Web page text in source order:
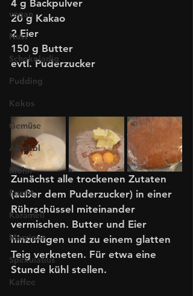
vegan
Nuss
Schokoladig
Pudding
Kokos
Gemüse
Alkohol
Mohn
Frucht
Karamell
Marzipan
Spekulatius
Kaffee
4 g Backpulver
20 g Kakao
2 Eier
150 g Butter
evtl. Puderzucker
Zunächst alle trockenen Zutaten
(außer dem Puderzucker) in einer
Rührschüssel miteinander
vermischen. Butter und Eier
hinzufügen und zu einem glatten
Teig verkneten. Für etwa eine
Stunde kühl stellen.